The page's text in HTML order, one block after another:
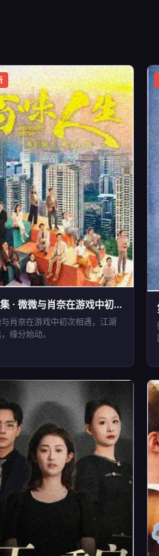
⏱ 43分钟
· 微微与肖奈在游戏中初...
肖奈在游戏中初次相遇，江湖
缘分始动。